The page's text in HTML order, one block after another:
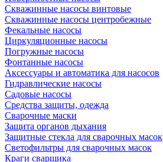
Скважинные насосы винтовые
Скважинные насосы центробежные
Фекальные насосы
Циркуляционные насосы
Погружные насосы
Фонтанные насосы
Аксессуары и автоматика для насосов
Гидравлические насосы
Садовые насосы
Средства защиты, одежда
Сварочные маски
Защита органов дыхания
Защитные стекла для сварочных масок
Светофильтры для сварочных масок
Краги сварщика